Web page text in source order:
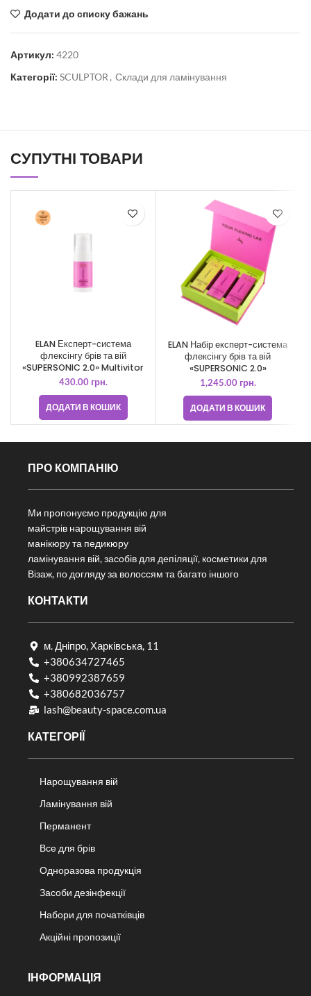
Додати до списку бажань
Артикул: 4220
Категорії: SCULPTOR , Склади для ламінування
СУПУТНІ ТОВАРИ
ELAN Експерт-система
флексінгу брів та вій
«SUPERSONIC 2.0» Multivitor
430.00 грн.
ДОДАТИ В КОШИК
ELAN Набір експерт-система
флексінгу брів та вій
«SUPERSONIC 2.0»
1,245.00 грн.
ДОДАТИ В КОШИК
ПРО КОМПАНІЮ
Ми пропонуємо продукцію для
майстрів нарощування вій
манікюру та педикюру
ламінування вій, засобів для депіляції, косметики для
Візаж, по догляду за волоссям та багато іншого
КОНТАКТИ
м. Дніпро, Харківська, 11
+380634727465
+380992387659
+380682036757​
lash@beauty-space.com.ua
КАТЕГОРІЇ
Нарощування вій
Ламінування вій
Перманент
Все для брів
Одноразова продукція
Засоби дезінфекції
Набори для початківців
Акційні пропозиції
ІНФОРМАЦІЯ